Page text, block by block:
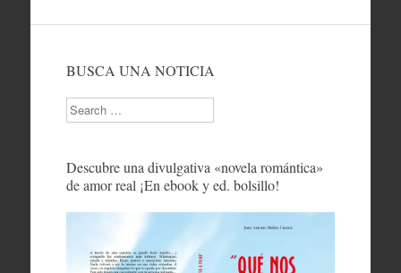
BUSCA UNA NOTICIA
Search
Descubre una divulgativa «novela romántica»
de amor real ¡En ebook y ed. bolsillo!